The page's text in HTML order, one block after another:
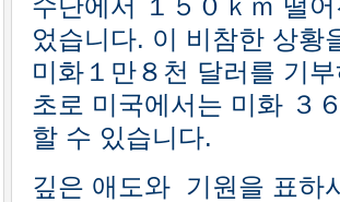
수단에서 １５０ｋｍ 떨
었습니다. 이 비참한 상황
미화１만８천 달러를 기
초로 미국에서는 미화 ３
할 수 있습니다.
깊은 애도와 기원을 표하